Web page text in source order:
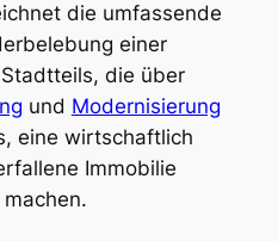
die umfassende
einer
die über
und Modernisierung
eine wirtschaftlich
Immobilie